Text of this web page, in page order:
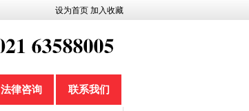
设为首页 加入收藏
法律咨询 联系我们